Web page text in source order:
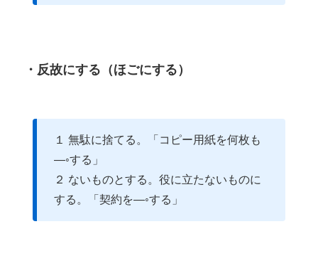
・反故にする（ほごにする）
１ 無駄に捨てる。「コピー用紙を何枚も
―◦する」
２ ないものとする。役に立たないものに
する。「契約を―◦する」